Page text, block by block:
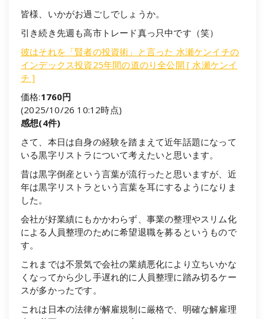
皆様、いかがお過ごしでしょうか。
引き続き先週も高市トレード真っ只中です（笑）
彼はそれを「賢者の投資術」と言った 水瀬ケンイチの
インデックス投資25年間の道のり全公開 [ 水瀬ケンイ
チ ]
価格:1760円
(2025/10/26 10:12時点)
感想(4件)
さて、本日は自身の経験を踏まえて近年話題になって
いる黒字リストラについて考えたいと思います。
昔は黒字倒産という言葉が流行ったと思いますが、近
年は黒字リストラという言葉を耳にするようになりま
した。
会社が好業績にもかかわらず、事業の整理やスリム化
による人員整理のために希望退職を募るというもので
す。
これまでは不景気で会社の業績悪化により立ちいかな
くなってから少し手遅れ的に人員整理に踏み切るケー
スが多かったです。
これは日本の法律が解雇規制に厳格で、明確な解雇理